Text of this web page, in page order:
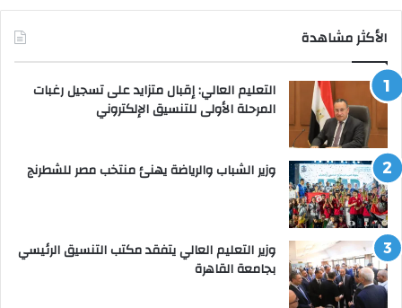
الأكثر مشاهدة
التعليم العالي: إقبال متزايد على تسجيل رغبات
المرحلة الأولى للتنسيق الإلكتروني
وزير الشباب والرياضة يهنئ منتخب مصر للشطرنج
وزير التعليم العالي يتفقد مكتب التنسيق الرئيسي
بجامعة القاهرة